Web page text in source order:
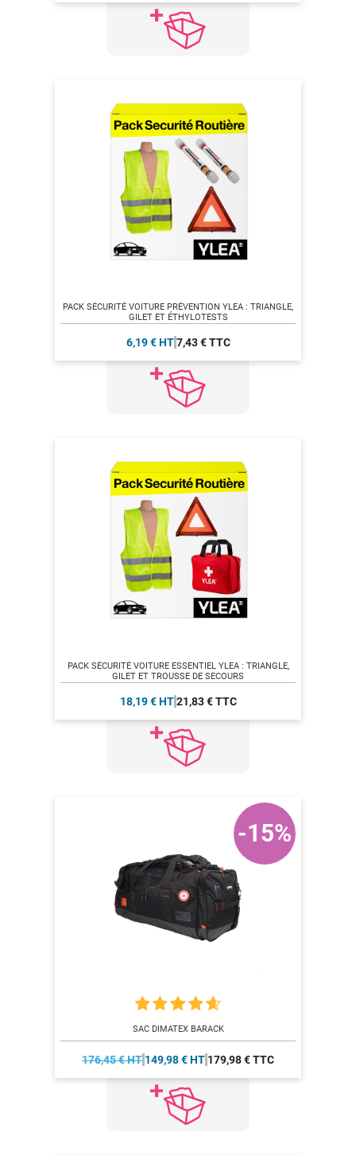
PACK SÉCURITÉ VOITURE PRÉVENTION YLEA : TRIANGLE,
GILET ET ÉTHYLOTESTS
6,19 € HT 7,43 € TTC
PACK SÉCURITÉ VOITURE ESSENTIEL YLEA : TRIANGLE,
GILET ET TROUSSE DE SECOURS
18,19 € HT 21,83 € TTC
SAC DIMATEX BARACK
176,45 € HT 149,98 € HT 179,98 € TTC
-15%